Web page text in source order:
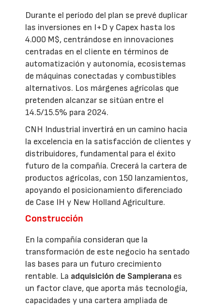
Durante el período del plan se prevé duplicar
las inversiones en I+D y Capex hasta los
4.000 M$, centrándose en innovaciones
centradas en el cliente en términos de
automatización y autonomía, ecosistemas
de máquinas conectadas y combustibles
alternativos. Los márgenes agrícolas que
pretenden alcanzar se sitúan entre el
14.5/15.5% para 2024.
CNH Industrial invertirá en un camino hacia
la excelencia en la satisfacción de clientes y
distribuidores, fundamental para el éxito
futuro de la compañía. Crecerá la cartera de
productos agrícolas, con 150 lanzamientos,
apoyando el posicionamiento diferenciado
de Case IH y New Holland Agriculture.
Construcción
En la compañía consideran que la
transformación de este negocio ha sentado
las bases para un futuro crecimiento
rentable. La adquisición de Sampierana es
un factor clave, que aporta más tecnología,
capacidades y una cartera ampliada de